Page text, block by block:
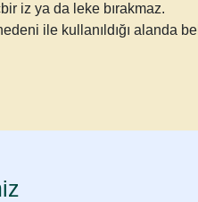
iz ya da leke bırakmaz.
ile kullanıldığı alanda